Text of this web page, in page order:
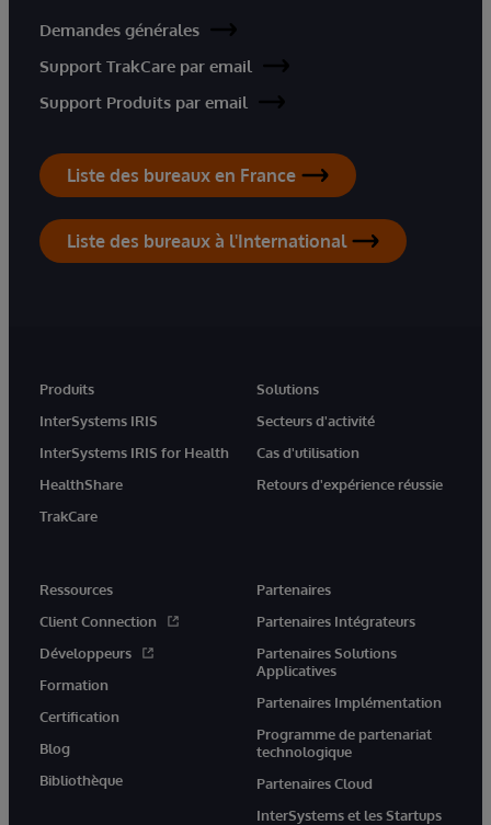
Demandes générales
Support TrakCare par email
Support Produits par email
Liste des bureaux en France
Liste des bureaux à l'International
Produits
InterSystems IRIS
InterSystems IRIS for Health
HealthShare
TrakCare
Solutions
Secteurs d'activité
Cas d'utilisation
Retours d'expérience réussie
Ressources
Client Connection
Développeurs
Formation
Certification
Blog
Bibliothèque
Partenaires
Partenaires Intégrateurs
Partenaires Solutions
Applicatives
Partenaires Implémentation
Programme de partenariat
technologique
Partenaires Cloud
InterSystems et les Startups